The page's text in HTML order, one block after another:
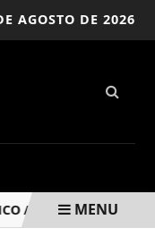
AGOSTO DE 2026
TRÂNSITO EM
MENU